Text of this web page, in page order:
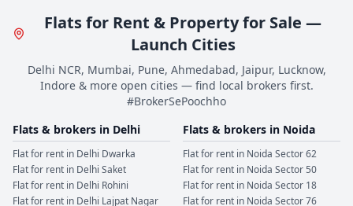
Flats for Rent & Property for Sale —
Launch Cities
Delhi NCR, Mumbai, Pune, Ahmedabad, Jaipur, Lucknow,
Indore & more open cities — find local brokers first.
#BrokerSePoochho
Flats & brokers in Delhi
Flat for rent in Delhi Dwarka
Flat for rent in Delhi Saket
Flat for rent in Delhi Rohini
Flat for rent in Delhi Lajpat Nagar
Flats & brokers in Noida
Flat for rent in Noida Sector 62
Flat for rent in Noida Sector 50
Flat for rent in Noida Sector 18
Flat for rent in Noida Sector 76